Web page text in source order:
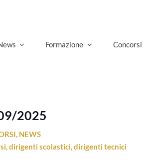
Formazione Concorsi
2025
, NEWS
,dirigenti scolastici,dirigenti tecnici